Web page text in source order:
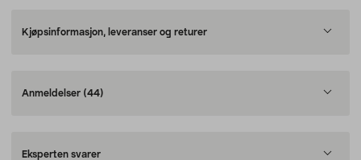
Kjøpsinformasjon, leveranser og returer
Anmeldelser (44)
Eksperten svarer